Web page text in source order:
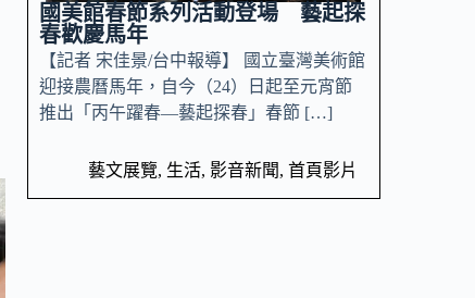
國美館春節系列活動登場 藝起探
春歡慶馬年
【記者 宋佳景/台中報導】 國立臺灣美術館
迎接農曆馬年，自今（24）日起至元宵節
推出「丙午躍春—藝起探春」春節 […]
藝文展覽, 生活, 影音新聞, 首頁影片